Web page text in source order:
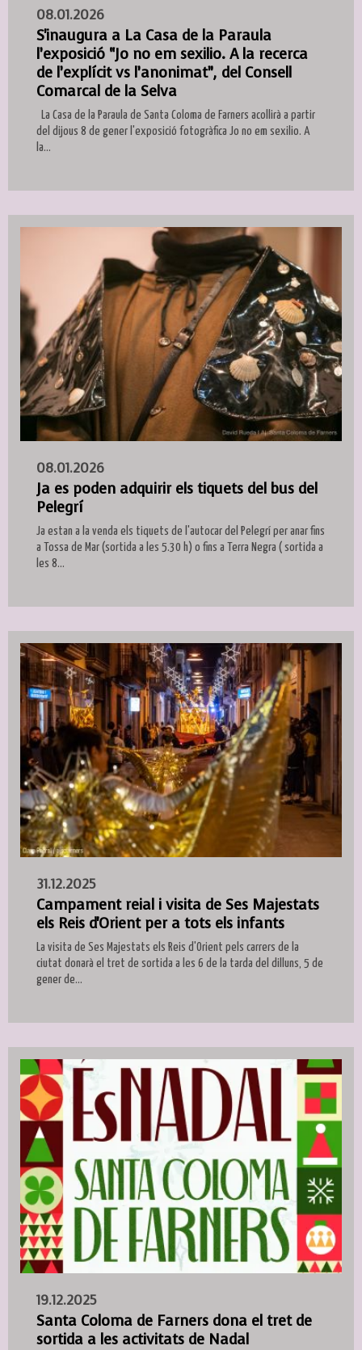
08.01.2026
S'inaugura a La Casa de la Paraula
l’exposició “Jo no em sexilio. A la recerca
de l’explícit vs l’anonimat”, del Consell
Comarcal de la Selva
La Casa de la Paraula de Santa Coloma de Farners acollirà a partir
del dijous 8 de gener l'exposició fotogràfica Jo no em sexilio. A
la...
08.01.2026
Ja es poden adquirir els tiquets del bus del
Pelegrí
Ja estan a la venda els tiquets de l'autocar del Pelegrí per anar fins
a Tossa de Mar (sortida a les 5.30 h) o fins a Terra Negra ( sortida a
les 8...
31.12.2025
Campament reial i visita de Ses Majestats
els Reis d'Orient per a tots els infants
La visita de Ses Majestats els Reis d'Orient pels carrers de la
ciutat donarà el tret de sortida a les 6 de la tarda del dilluns, 5 de
gener de...
19.12.2025
Santa Coloma de Farners dona el tret de
sortida a les activitats de Nadal